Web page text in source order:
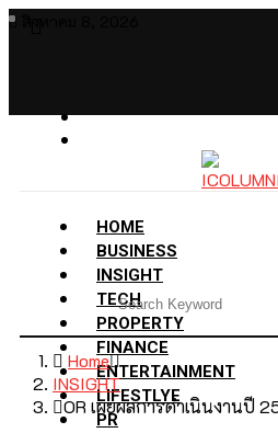
HOME
BUSINESS
INSIGHT
TECH
PROPERTY
FINANCE
ENTERTAINMENT
LIFESTLYE
PR
Home
INSIGHT
OR เผยผลการดำเนินงานปี